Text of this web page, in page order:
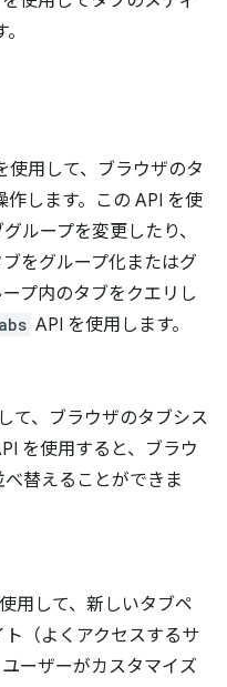
使用して、ブラウザのタ
作します。この API を使
ループを変更したり、
をグループ化またはグ
プ内のタブをクエリし
API を使用します。
て、ブラウザのタブシス
を使用すると、ブラウ
替えることができま
用して、新しいタブペ
（よくアクセスするサ
ーザーがカスタマイズ